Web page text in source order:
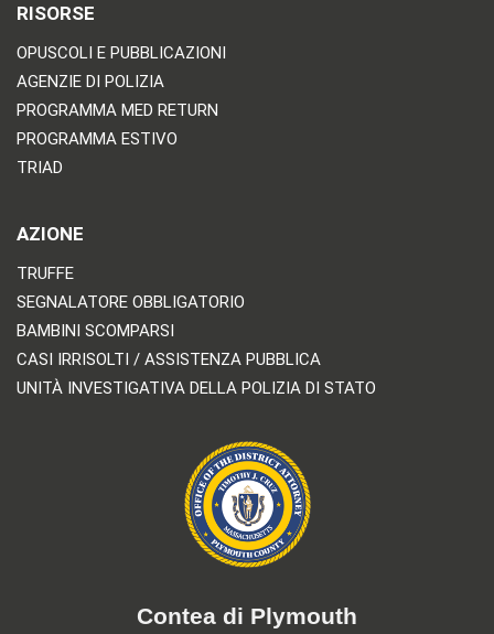
RISORSE
OPUSCOLI E PUBBLICAZIONI
AGENZIE DI POLIZIA
PROGRAMMA MED RETURN
PROGRAMMA ESTIVO
TRIAD
AZIONE
TRUFFE
SEGNALATORE OBBLIGATORIO
BAMBINI SCOMPARSI
CASI IRRISOLTI / ASSISTENZA PUBBLICA
UNITÀ INVESTIGATIVA DELLA POLIZIA DI STATO
Contea di Plymouth